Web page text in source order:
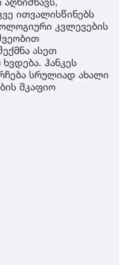
ითვალისწინებს
კვლევების
ასეთ
ჰანკეს
სრულიად ახალი
მკაფიო